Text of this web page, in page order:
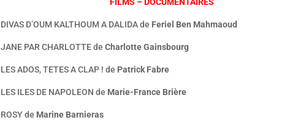
DIVAS D’OUM KALTHOUM A DALIDA de Feriel Ben Mahmaoud
JANE PAR CHARLOTTE de Charlotte Gainsbourg
LES ADOS, TETES A CLAP ! de Patrick Fabre
LES ILES DE NAPOLEON de Marie-France Brière
ROSY de Marine Barnieras